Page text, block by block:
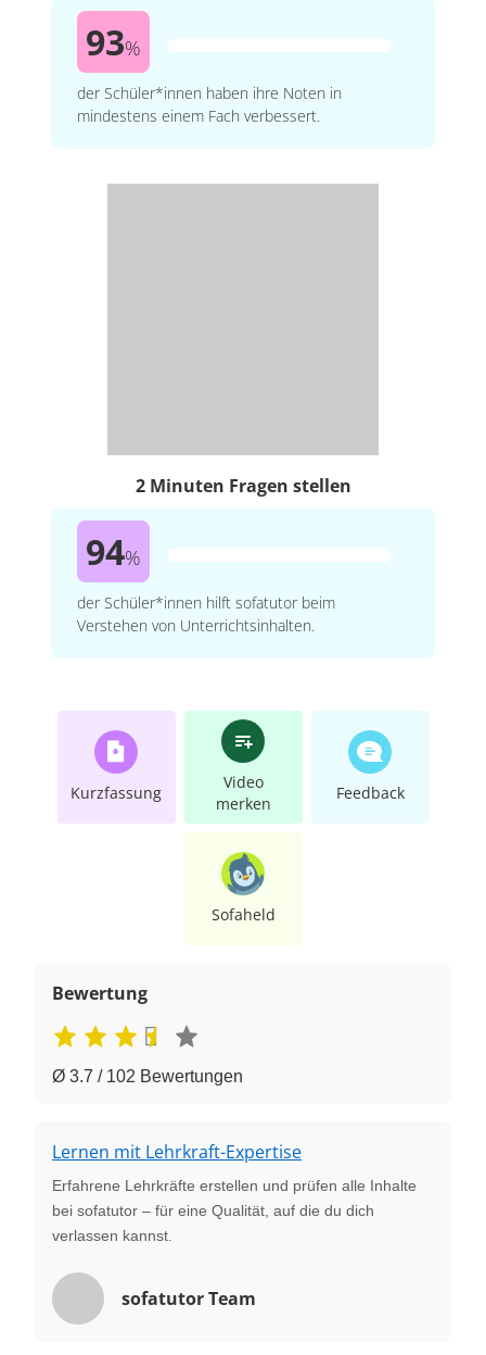
93%
der Schüler*innen haben ihre Noten in
mindestens einem Fach verbessert.
2 Minuten Fragen stellen
94%
der Schüler*innen hilft sofatutor beim
Verstehen von Unterrichtsinhalten.
Kurzfassung
Video
merken
Feedback
Sofaheld
Bewertung
Ø 3.7 / 102 Bewertungen
Lernen mit Lehrkraft-Expertise
Erfahrene Lehrkräfte erstellen und prüfen alle Inhalte
bei sofatutor – für eine Qualität, auf die du dich
verlassen kannst.
sofatutor Team